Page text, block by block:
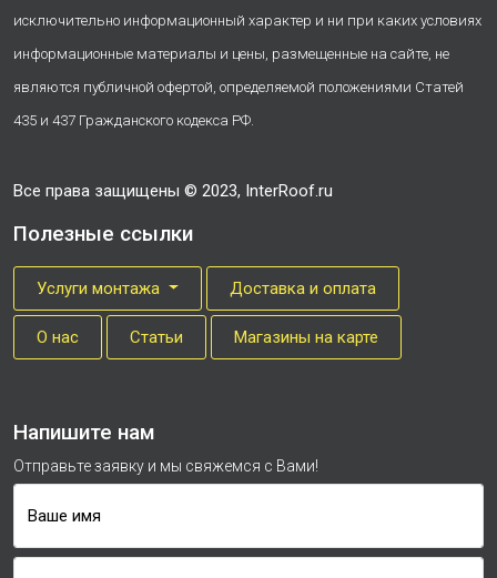
исключительно информационный характер и ни при каких условиях
информационные материалы и цены, размещенные на сайте, не
являются публичной офертой, определяемой положениями Статей
435 и 437 Гражданского кодекса РФ.
Все права защищены © 2023, InterRoof.ru
Полезные ссылки
Услуги монтажа Доставка и оплата
О нас Cтатьи Магазины на карте
Напишите нам
Отправьте заявку и мы свяжемся с Вами!
Ваше имя